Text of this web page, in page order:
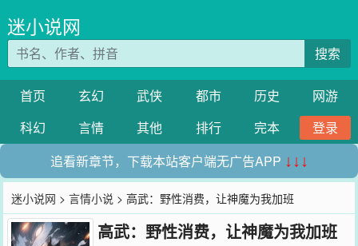
迷小说网
搜索
首页 玄幻 武侠 都市 历史
网游
科幻
言情 其他 排行 完本
登录
追看新章节，下载本站客户端无广告APP ↓↓↓
迷小说网 >言情小说 > 高武：野性消费，让神魔为我加班
高武：野性消费，让神魔为我加班